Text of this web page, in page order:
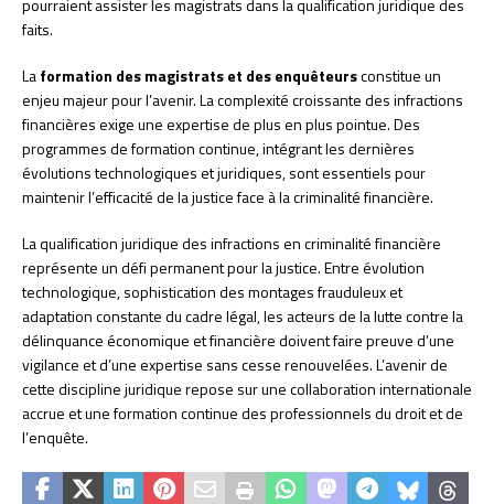
pourraient assister les magistrats dans la qualification juridique des
faits.
Laformation des magistrats et des enquêteursconstitue un
enjeu majeur pour l’avenir. La complexité croissante des infractions
financières exige une expertise de plus en plus pointue. Des
programmes de formation continue, intégrant les dernières
évolutions technologiques et juridiques, sont essentiels pour
maintenir l’efficacité de la justice face à la criminalité financière.
La qualification juridique des infractions en criminalité financière
représente un défi permanent pour la justice. Entre évolution
technologique, sophistication des montages frauduleux et
adaptation constante du cadre légal, les acteurs de la lutte contre la
délinquance économique et financière doivent faire preuve d’une
vigilance et d’une expertise sans cesse renouvelées. L’avenir de
cette discipline juridique repose sur une collaboration internationale
accrue et une formation continue des professionnels du droit et de
l’enquête.